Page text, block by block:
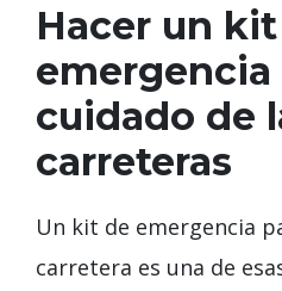
Hacer un
emergencia
cuidado de
carreteras
Un kit de emergencia
carretera es una de